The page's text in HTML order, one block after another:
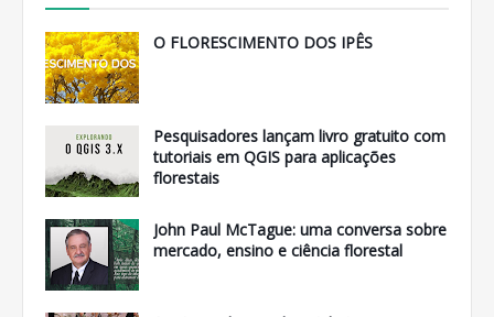
O FLORESCIMENTO DOS IPÊS
Pesquisadores lançam livro gratuito com
tutoriais em QGIS para aplicações
florestais
John Paul McTague: uma conversa sobre
mercado, ensino e ciência florestal